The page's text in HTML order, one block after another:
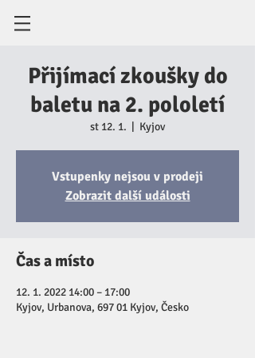
Přijímací zkoušky do
baletu na 2. pololetí
st 12. 1. Kyjov
Vstupenky nejsou v prodeji
Zobrazit další události
Čas a místo
12. 1. 2022 14:00 – 17:00
Kyjov, Urbanova, 697 01 Kyjov, Česko